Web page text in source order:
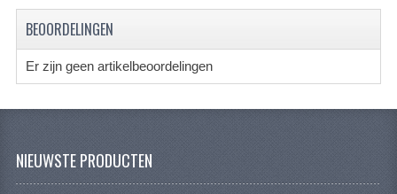
MOTOR ONDERDELEN
REM SYSTEEM
SCHOKBREKERS
TANDWIELEN EN KETTING
BEOORDELINGEN
Er zijn geen artikelbeoordelingen
NIEUWSTE PRODUCTEN